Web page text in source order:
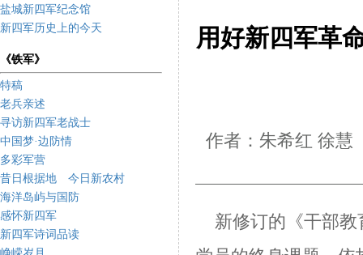
盐城新四军纪念馆
新四军历史上的今天
《铁军》
特稿
老兵亲述
寻访新四军老战士
中国梦·边防情
多彩军营
昔日根据地 今日新农村
海洋岛屿与国防
感怀新四军
新四军诗词品读
用好新四军革
作者：朱希红 徐
新修订的《干部教